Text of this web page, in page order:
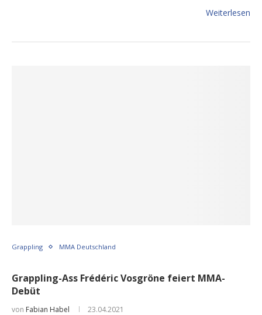
Weiterlesen
Grappling MMA Deutschland
Grappling-Ass Frédéric Vosgröne feiert MMA-
Debüt
von Fabian Habel 23.04.2021